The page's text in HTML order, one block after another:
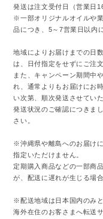
発送は注文受付日（営業日
※一部オリジナルオイルや
品につき、5～7営業日以内
地域によりお届けまでの日
は、日付指定をせずにご注
また、キャンペーン期間中
れ、通常よりもお届けにお
い次第、順次発送させてい
発送状況のご確認につきまし
さい。
※沖縄県や離島へのお届け
指定いただけません。
定期購入商品などの一部商
が、配送に遅れが生じる場
※配送地域は日本国内のみと
海外在住のお客さまへ転送